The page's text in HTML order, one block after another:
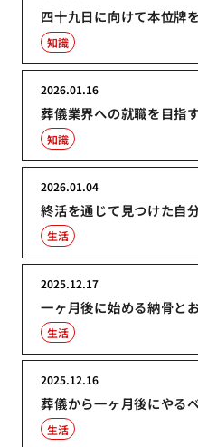
四十九日に向けて本位牌
知識
葬儀業界への就職を目指
2026.01.16
知識
終活を通じて見つけた自
2026.01.04
生活
一ヶ月後に始める納骨と
2025.12.17
生活
葬儀から一ヶ月後にやる
2025.12.16
生活